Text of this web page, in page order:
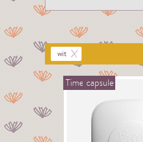
wit
Time capsule